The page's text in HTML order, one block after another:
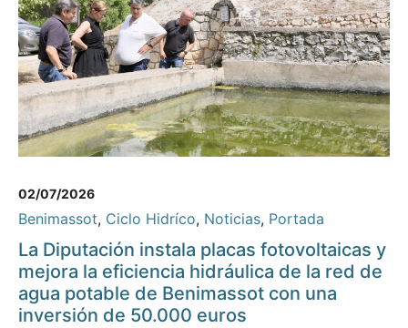
02/07/2026
Benimassot, Ciclo Hidríco, Noticias, Portada
La Diputación instala placas fotovoltaicas y
mejora la eficiencia hidráulica de la red de
agua potable de Benimassot con una
inversión de 50.000 euros